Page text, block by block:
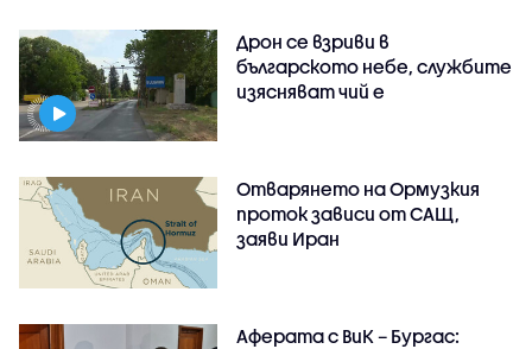
Дрон се взриви в
българското небе, службите
изясняват чий е
Отварянето на Ормузкия
проток зависи от САЩ,
заяви Иран
Аферата с ВиК – Бургас: